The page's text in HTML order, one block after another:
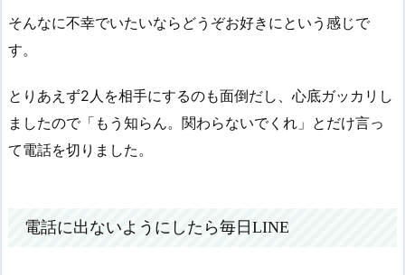
そんなに不幸でいたいならどうぞお好きにという感じで
す。
とりあえず2人を相手にするのも面倒だし、心底ガッカリし
ましたので「もう知らん。関わらないでくれ」とだけ言っ
て電話を切りました。
電話に出ないようにしたら毎日LINE